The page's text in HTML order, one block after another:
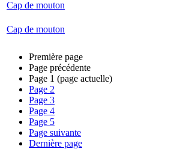
Cap de mouton
Cap de mouton
Première page
Page précédente
Page 1 (page actuelle)
Page 2
Page 3
Page 4
Page 5
Page suivante
Dernière page